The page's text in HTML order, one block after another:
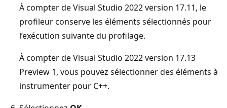
À compter de Visual Studio 2022 version 17.11, le
profileur conserve les éléments sélectionnés pour
l’exécution suivante du profilage.
À compter de Visual Studio 2022 version 17.13
Preview 1, vous pouvez sélectionner des éléments à
instrumenter pour C++.